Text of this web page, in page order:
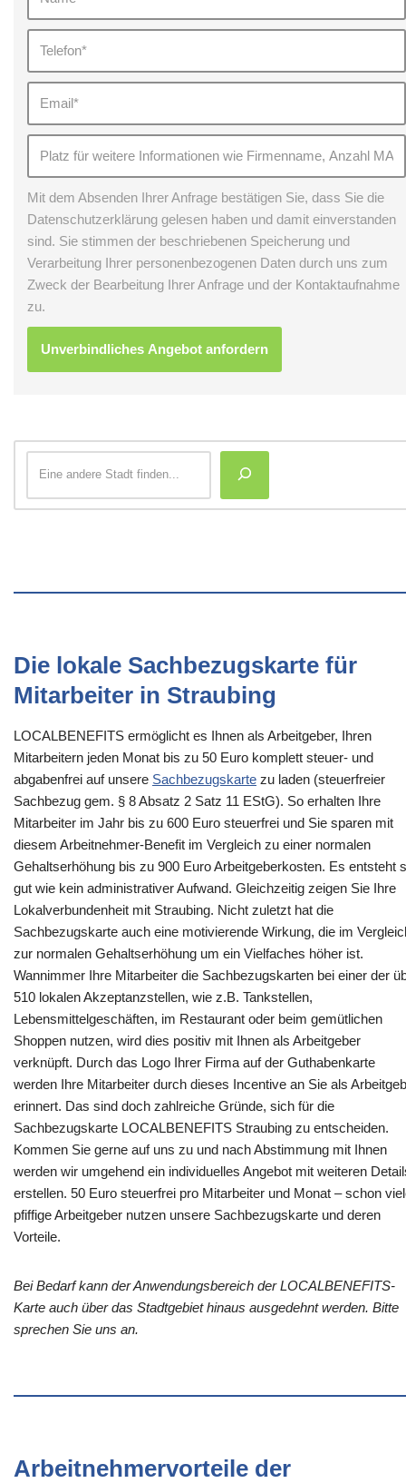
Mit dem Absenden Ihrer Anfrage bestätigen Sie, dass Sie die
Datenschutzerklärung gelesen haben und damit einverstanden
sind. Sie stimmen der beschriebenen Speicherung und
Verarbeitung Ihrer personenbezogenen Daten durch uns zum
Zweck der Bearbeitung Ihrer Anfrage und der Kontaktaufnahme
zu.
Die lokale Sachbezugskarte für
Mitarbeiter in Straubing
LOCALBENEFITS ermöglicht es Ihnen als Arbeitgeber, Ihren
Mitarbeitern jeden Monat bis zu 50 Euro komplett steuer- und
abgabenfrei auf unsere Sachbezugskarte zu laden (steuerfreier
Sachbezug gem. § 8 Absatz 2 Satz 11 EStG). So erhalten Ihre
Mitarbeiter im Jahr bis zu 600 Euro steuerfrei und Sie sparen mit
diesem Arbeitnehmer-Benefit im Vergleich zu einer normalen
Gehaltserhöhung bis zu 900 Euro Arbeitgeberkosten. Es entsteht
gut wie kein administrativer Aufwand. Gleichzeitig zeigen Sie Ihre
Lokalverbundenheit mit Straubing. Nicht zuletzt hat die
Sachbezugskarte auch eine motivierende Wirkung, die im
zur normalen Gehaltserhöhung um ein Vielfaches höher ist.
Wannimmer Ihre Mitarbeiter die Sachbezugskarten bei einer der
510 lokalen Akzeptanzstellen, wie z.B. Tankstellen,
Lebensmittelgeschäften, im Restaurant oder beim gemütlichen
Shoppen nutzen, wird dies positiv mit Ihnen als Arbeitgeber
verknüpft. Durch das Logo Ihrer Firma auf der Guthabenkarte
werden Ihre Mitarbeiter durch dieses Incentive an Sie als
erinnert. Das sind doch zahlreiche Gründe, sich für die
Sachbezugskarte LOCALBENEFITS Straubing zu entscheiden.
Kommen Sie gerne auf uns zu und nach Abstimmung mit Ihnen
werden wir umgehend ein individuelles Angebot mit weiteren
erstellen. 50 Euro steuerfrei pro Mitarbeiter und Monat – schon
pfiffige Arbeitgeber nutzen unsere Sachbezugskarte und deren
Vorteile.
Bei Bedarf kann der Anwendungsbereich der LOCALBENEFITS-
Karte auch über das Stadtgebiet hinaus ausgedehnt werden. Bitte
sprechen Sie uns an.
Arbeitnehmervorteile der